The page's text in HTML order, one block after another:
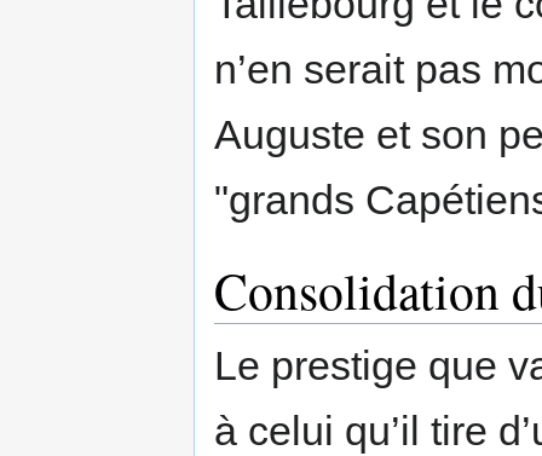
n’en serait pas
Auguste et son
"grands
Consolidation
Le prestige que
à celui qu’il tire